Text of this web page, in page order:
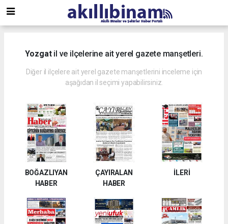
Yozgatil ve ilçelerine ait yerel gazete manşetleri.
Diğer il ilçelere ait yerel gazete manşetlerini inceleme için
aşağıdan il seçimi yapabilirsiniz.
BOĞAZLIYAN
HABER
ÇAYIRALAN
HABER
İLERİ